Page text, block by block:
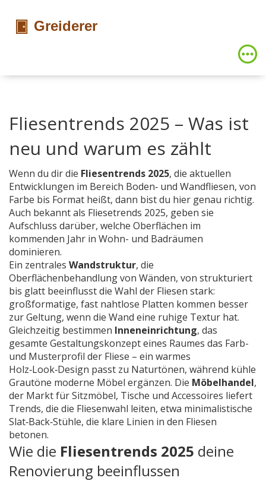
Fliesentrends 2025 – Was ist
neu und warum es zählt
Wenn du dir die Fliesentrends 2025, die aktuellen
Entwicklungen im Bereich Boden‑ und Wandfliesen, von
Farbe bis Format heißt, dann bist du hier genau richtig.
Auch bekannt als Fliesetrends 2025, geben sie
Aufschluss darüber, welche Oberflächen im
kommenden Jahr in Wohn- und Badräumen
dominieren.
Ein zentrales Wandstruktur, die
Oberflächenbehandlung von Wänden, von strukturiert
bis glatt beeinflusst die Wahl der Fliesen stark:
großformatige, fast nahtlose Platten kommen besser
zur Geltung, wenn die Wand eine ruhige Textur hat.
Gleichzeitig bestimmen Inneneinrichtung, das
gesamte Gestaltungskonzept eines Raumes das Farb-
und Musterprofil der Fliese – ein warmes
Holz‑Look‑Design passt zu Naturtönen, während kühle
Grautöne moderne Möbel ergänzen. Die Möbelhandel,
der Markt für Sitzmöbel, Tische und Accessoires liefert
Trends, die die Fliesenwahl leiten, etwa minimalistische
Slat‑Back‑Stühle, die klare Linien in den Fliesen
betonen.
Wie die Fliesentrends 2025 deine
Renovierung beeinflussen